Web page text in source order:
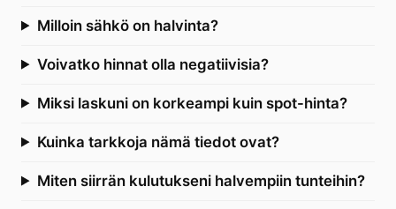
Milloin sähkö on halvinta?
Voivatko hinnat olla negatiivisia?
Miksi laskuni on korkeampi kuin spot-hinta?
Kuinka tarkkoja nämä tiedot ovat?
Miten siirrän kulutukseni halvempiin tunteihin?